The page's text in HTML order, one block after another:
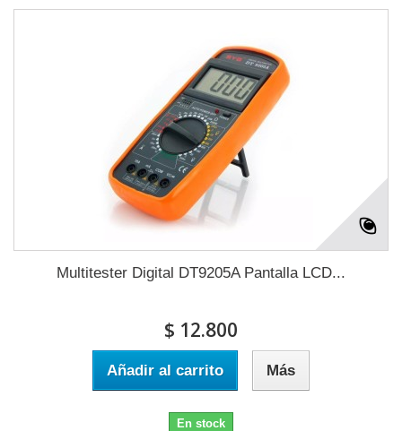
Multitester Digital DT9205A Pantalla LCD...
$ 12.800
Añadir al carrito Más
En stock